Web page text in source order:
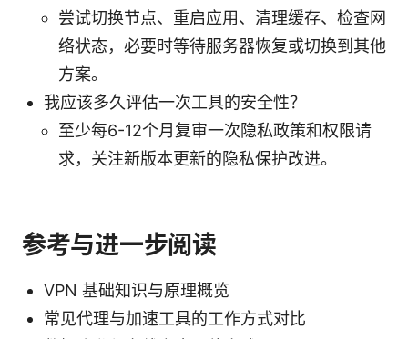
尝试切换节点、重启应用、清理缓存、检查网
络状态，必要时等待服务器恢复或切换到其他
方案。
我应该多久评估一次工具的安全性？
至少每6-12个月复审一次隐私政策和权限请
求，关注新版本更新的隐私保护改进。
参考与进一步阅读
VPN 基础知识与原理概览
常见代理与加速工具的工作方式对比